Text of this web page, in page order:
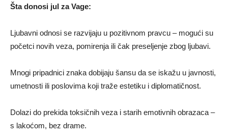
Šta donosi jul za Vage:
Ljubavni odnosi se razvijaju u pozitivnom pravcu – mogući su
početci novih veza, pomirenja ili čak preseljenje zbog ljubavi.
Mnogi pripadnici znaka dobijaju šansu da se iskažu u javnosti,
umetnosti ili poslovima koji traže estetiku i diplomatičnost.
Dolazi do prekida toksičnih veza i starih emotivnih obrazaca –
s lakoćom, bez drame.